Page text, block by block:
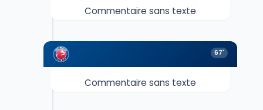
Commentaire sans texte
67'
Commentaire sans texte